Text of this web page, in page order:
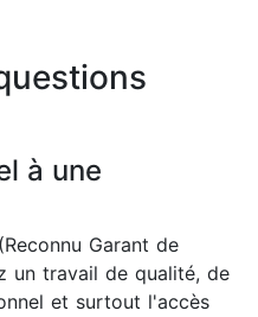
à une
Garant de
un travail de qualité, de
et surtout l'accès